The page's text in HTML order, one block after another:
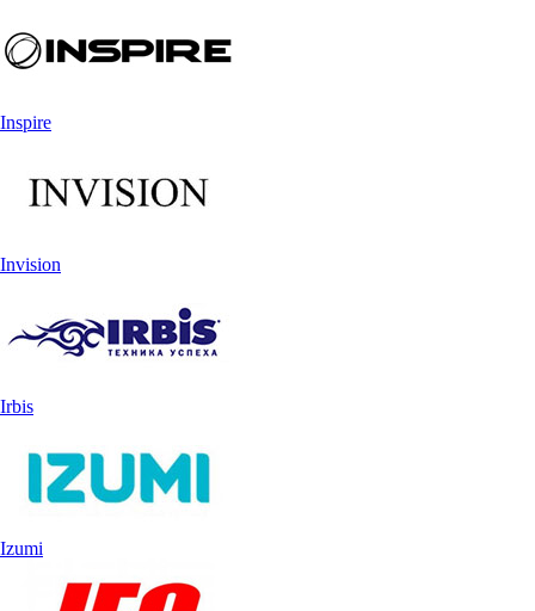
Inspire
Invision
Irbis
Izumi